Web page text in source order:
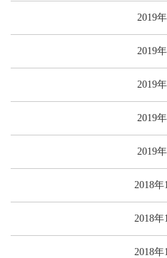
2019
2019
2019
2019
2019
2018年
2018年
2018年